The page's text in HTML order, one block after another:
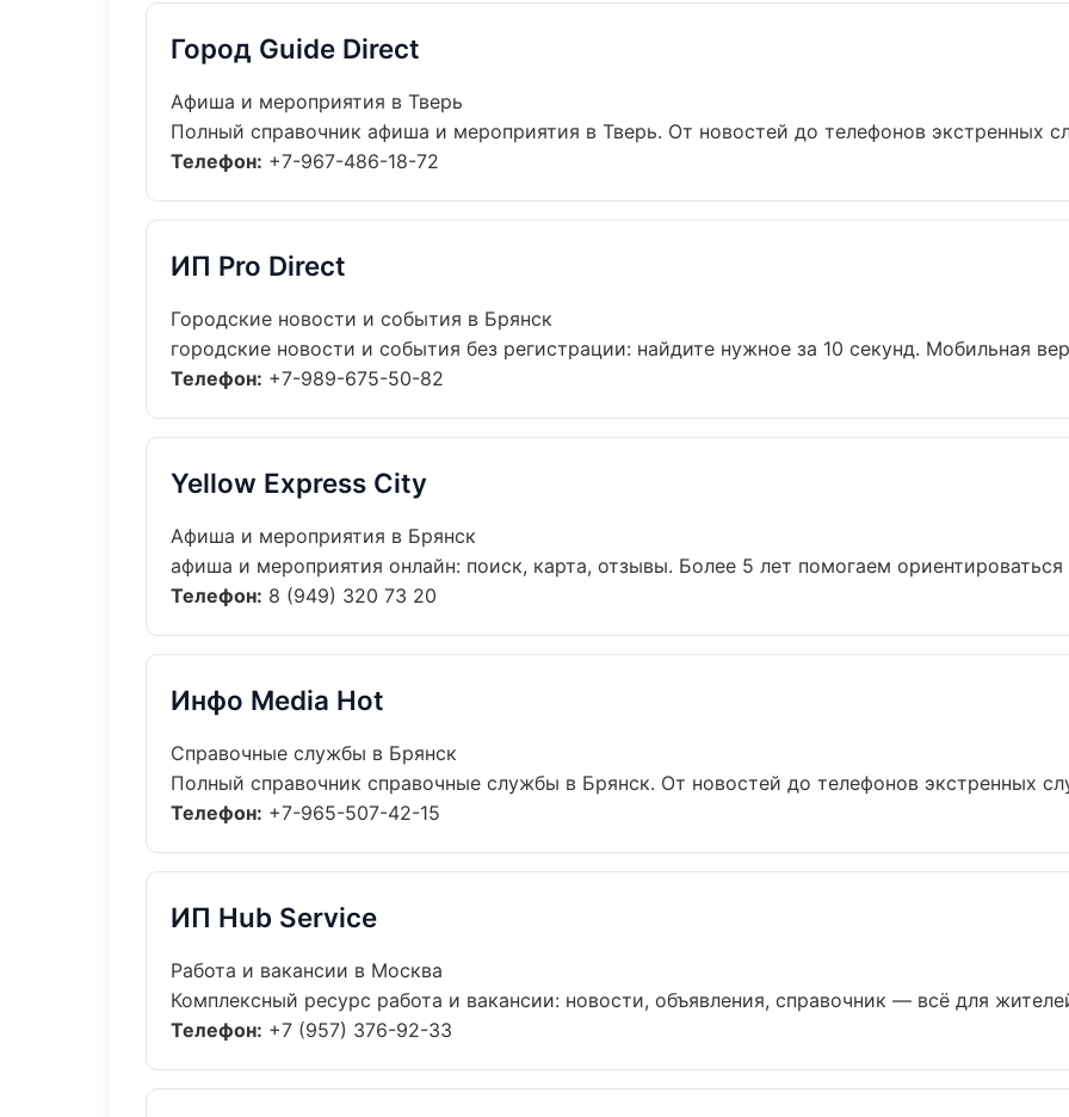
Город Guide Direct
Афиша и мероприятия в Тверь
Полный справочник афиша и мероприятия в Тверь. От новостей до телефонов экстренных
Телефон: +7-967-486-18-72
ИП Pro Direct
Городские новости и события в Брянск
городские новости и события без регистрации: найдите нужное за 10 секунд. Мобильная
Телефон: +7-989-675-50-82
Yellow Express City
Афиша и мероприятия в Брянск
афиша и мероприятия онлайн: поиск, карта, отзывы. Более 5 лет помогаем ориентироваться
Телефон: 8 (949) 320 73 20
Инфо Media Hot
Справочные службы в Брянск
Полный справочник справочные службы в Брянск. От новостей до телефонов экстренных
Телефон: +7-965-507-42-15
ИП Hub Service
Работа и вакансии в Москва
Комплексный ресурс работа и вакансии: новости, объявления, справочник — всё для
Телефон: +7 (957) 376-92-33